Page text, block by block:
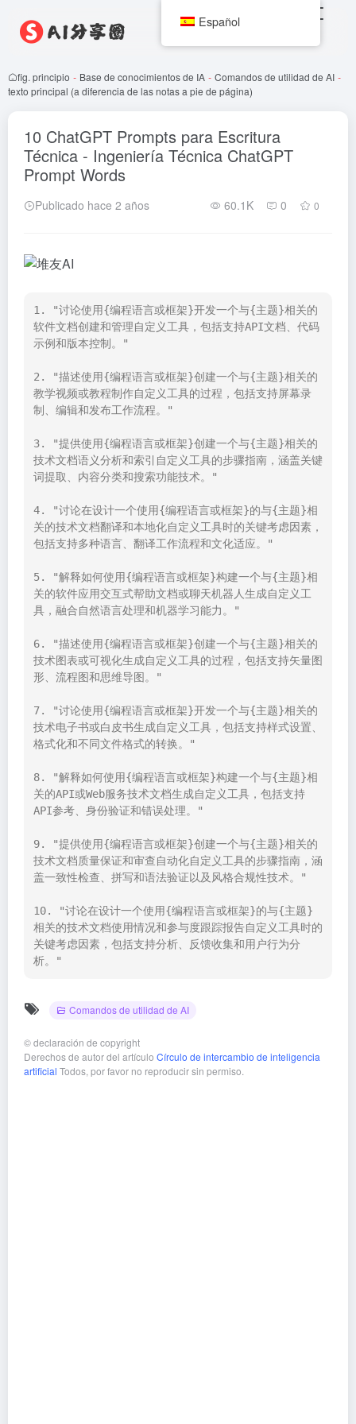
fig. principio - Base de conocimientos de IA - Comandos de utilidad de AI -
texto principal (a diferencia de las notas a pie de página)
10 ChatGPT Prompts para Escritura
Técnica - Ingeniería Técnica ChatGPT
Prompt Words
Publicado hace 2 años 60.1K 0 0
1. "讨论使用{编程语言或框架}开发一个与{主题}相关的
软件文档创建和管理自定义工具，包括支持API文档、代码
示例和版本控制。"
2. "描述使用{编程语言或框架}创建一个与{主题}相关的
教学视频或教程制作自定义工具的过程，包括支持屏幕录
制、编辑和发布工作流程。"
3. "提供使用{编程语言或框架}创建一个与{主题}相关的
技术文档语义分析和索引自定义工具的步骤指南，涵盖关键
词提取、内容分类和搜索功能技术。"
4. "讨论在设计一个使用{编程语言或框架}的与{主题}相
关的技术文档翻译和本地化自定义工具时的关键考虑因素，
包括支持多种语言、翻译工作流程和文化适应。"
5. "解释如何使用{编程语言或框架}构建一个与{主题}相
关的软件应用交互式帮助文档或聊天机器人生成自定义工
具，融合自然语言处理和机器学习能力。"
6. "描述使用{编程语言或框架}创建一个与{主题}相关的
技术图表或可视化生成自定义工具的过程，包括支持矢量图
形、流程图和思维导图。"
7. "讨论使用{编程语言或框架}开发一个与{主题}相关的
技术电子书或白皮书生成自定义工具，包括支持样式设置、
格式化和不同文件格式的转换。"
8. "解释如何使用{编程语言或框架}构建一个与{主题}相
关的API或Web服务技术文档生成自定义工具，包括支持
API参考、身份验证和错误处理。"
9. "提供使用{编程语言或框架}创建一个与{主题}相关的
技术文档质量保证和审查自动化自定义工具的步骤指南，涵
盖一致性检查、拼写和语法验证以及风格合规性技术。"
10. "讨论在设计一个使用{编程语言或框架}的与{主题}
相关的技术文档使用情况和参与度跟踪报告自定义工具时的
关键考虑因素，包括支持分析、反馈收集和用户行为分
析。"
Comandos de utilidad de AI
©declaración de copyright
Derechos de autor del artículo Círculo de intercambio de inteligencia
artificial Todos, por favor no reproducir sin permiso.
Español